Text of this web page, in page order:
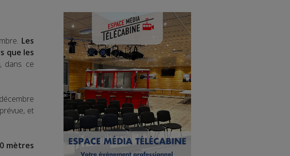
Les
que les
, dans ce
et
mètres